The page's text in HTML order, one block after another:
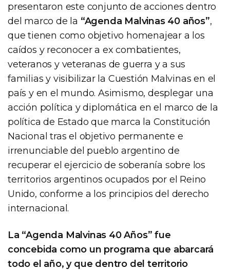
presentaron este conjunto de acciones dentro
del marco de la “Agenda Malvinas 40 años”,
que tienen como objetivo homenajear a los
caídos y reconocer a ex combatientes,
veteranos y veteranas de guerra y a sus
familias y visibilizar la Cuestión Malvinas en el
país y en el mundo. Asimismo, desplegar una
acción política y diplomática en el marco de la
política de Estado que marca la Constitución
Nacional tras el objetivo permanente e
irrenunciable del pueblo argentino de
recuperar el ejercicio de soberanía sobre los
territorios argentinos ocupados por el Reino
Unido, conforme a los principios del derecho
internacional.
La “Agenda Malvinas 40 Años” fue
concebida como un programa que abarcará
todo el año, y que dentro del territorio